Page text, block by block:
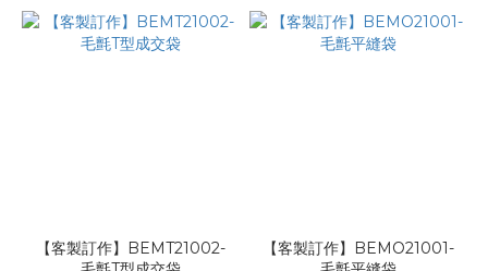
【客製訂作】BEMT21002-
【客製訂作】BEMO21001-